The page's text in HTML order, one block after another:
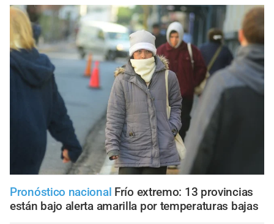
Pronóstico nacional Frío extremo: 13 provincias
están bajo alerta amarilla por temperaturas bajas